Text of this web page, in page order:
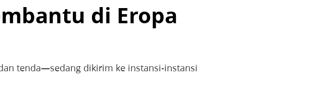
di Eropa
tenda—sedang dikirim ke instansi-instansi